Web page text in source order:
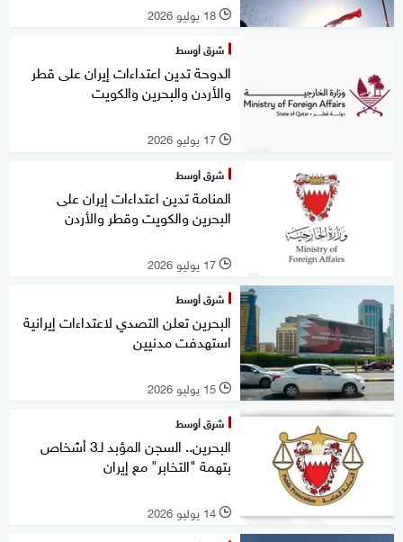
l 18 يوليو 2026
شرق أوسط
الدوحة تدين اعتداءات إيران على قطر
والأردن والبحرين والكويت
l 17 يوليو 2026
شرق أوسط
المنامة تدين اعتداءات إيران على
البحرين والكويت وقطر والأردن
l 17 يوليو 2026
شرق أوسط
البحرين تعلن التصدي لاعتداءات إيرانية
استهدفت مدنيين
l 15 يوليو 2026
شرق أوسط
البحرين.. السجن المؤبد لـ3 أشخاص
بتهمة "التخابر" مع إيران
l 14 يوليو 2026